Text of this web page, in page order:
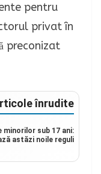
pentru
privat în
preconizat
înrudite
sub 17 ani:
astăzi noile reguli